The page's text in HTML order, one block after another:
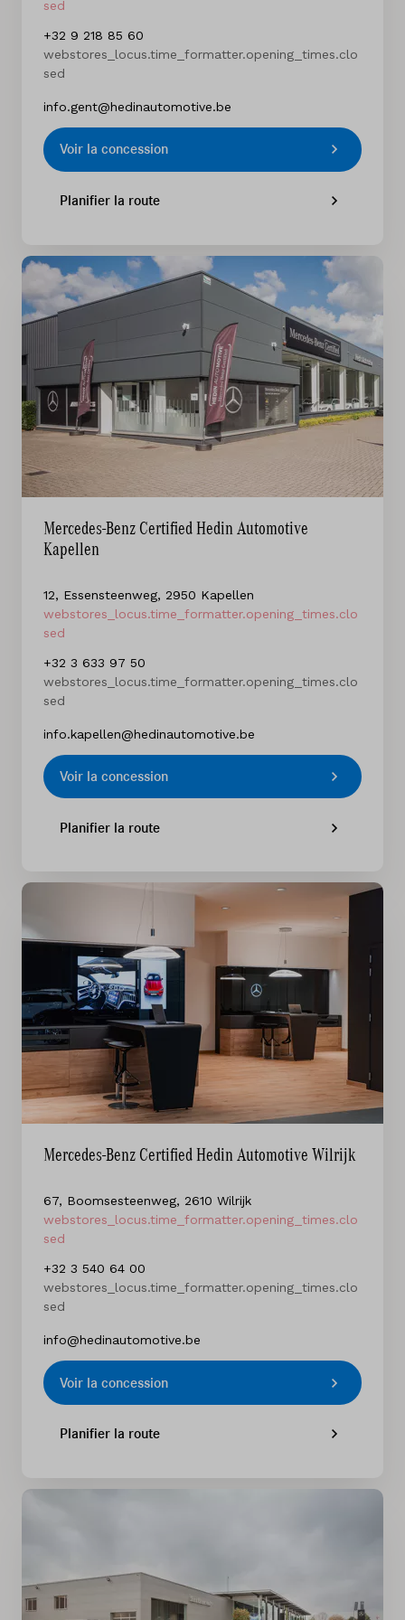
Mercedes-Benz Hedin Automotive Gent
113,
Mercedes-Benz Hedin Automotive Gent
(carrosserie)
9000 Gent
Mercedes-Benz Hedin Automotive Kontich
140, Antwerpsesteenweg
2550 Kontich
Mercedes-Benz Hedin Automotive Lier
,Mallekotstraat,
2500 Lier
Mercedes-Benz Hedin Automotive Lokeren
5, Oeverstraat
9160 Lokeren
Mercedes-Benz Hedin Automotive Ninove
9406 Ninove
Martens-Latem
108,Kortrijksesteenweg ,
9830
Mercedes-Benz Hedin Automotive Sint-
Niklaas
,Industriepark-Noord,
9100 Sint-Niklaas
1600
Sint-Pieters-Leeuw
Mercedes-Benz Hedin Automotive Antwerpen
(Wilrijk)
67,Boomsesteenweg,
2610 Wilrijk
sed
+32 9 218 85 60
webstores_locus.time_formatter.opening_times.clo
sed
info.gent@hedinautomotive.be
Voir la concession
Planifier la route
Mercedes-Benz Certified Hedin Automotive
Kapellen
12, Essensteenweg, 2950 Kapellen
webstores_locus.time_formatter.opening_times.clo
sed
+32 3 633 97 50
webstores_locus.time_formatter.opening_times.clo
sed
info.kapellen@hedinautomotive.be
Voir la concession
Planifier la route
Mercedes-Benz Certified Hedin Automotive Wilrijk
67, Boomsesteenweg, 2610 Wilrijk
webstores_locus.time_formatter.opening_times.clo
sed
+32 3 540 64 00
webstores_locus.time_formatter.opening_times.clo
sed
info@hedinautomotive.be
Voir la concession
Planifier la route